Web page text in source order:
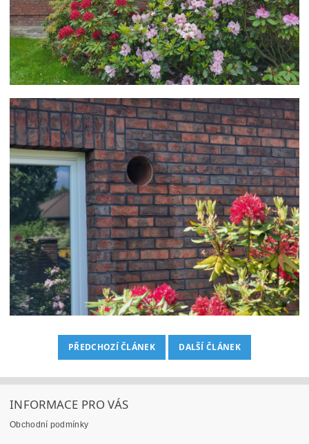
PŘEDCHOZÍ ČLÁNEK DALŠÍ ČLÁNEK
INFORMACE PRO VÁS
Obchodní podmínky